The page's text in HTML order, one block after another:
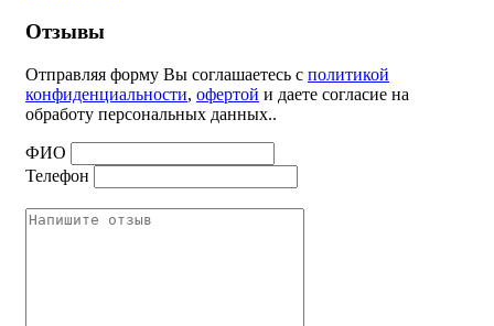
Отзывы
Отправляя форму Вы соглашаетесь с политикой
конфиденциальности, офертой и даете согласие на
обработу персональных данных..
ФИО
Телефон